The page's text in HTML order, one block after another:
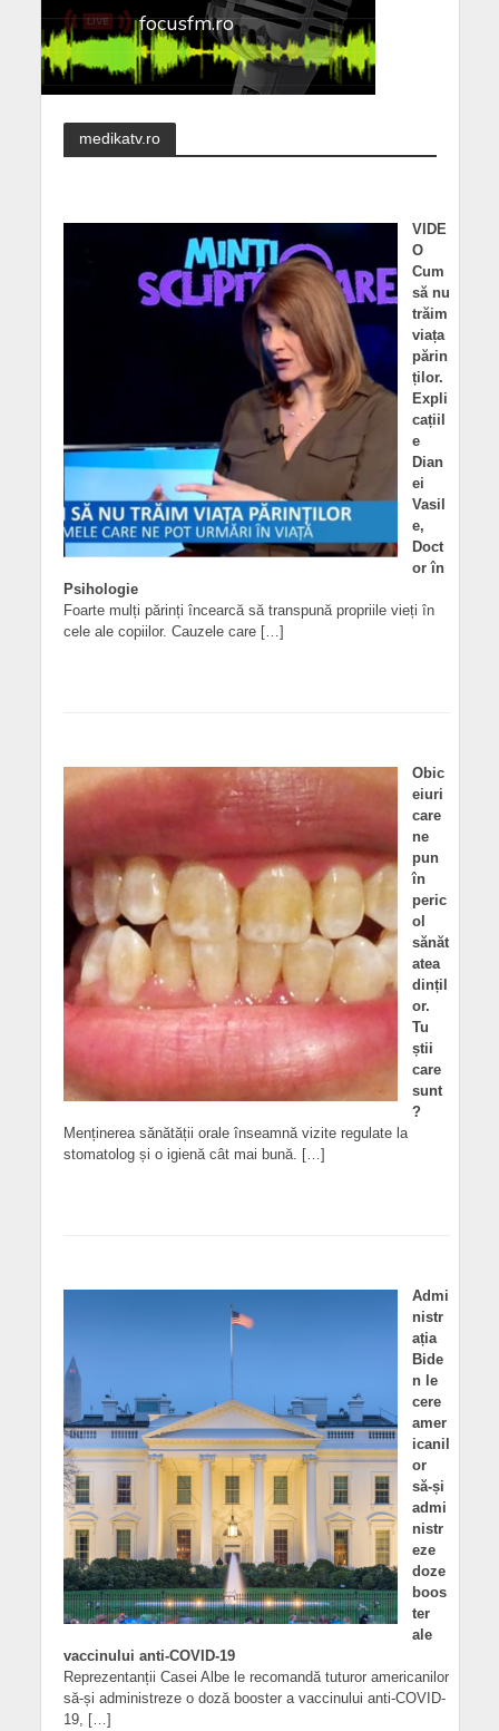
medikatv.ro
VIDE
O
Cum
să nu
trăim
viața
părin
ților.
Expli
cațiil
e
Dian
ei
Vasil
e,
Doct
or în
Psihologie
Foarte mulți părinți încearcă să transpună propriile vieți în
cele ale copiilor. Cauzele care […]
Obic
eiuri
care
ne
pun
în
peric
ol
sănăt
atea
dințil
or.
Tu
știi
care
sunt
?
Menținerea sănătății orale înseamnă vizite regulate la
stomatolog și o igienă cât mai bună. […]
Admi
nistr
ația
Bide
n le
cere
amer
icanil
or
să-și
admi
nistr
eze
doze
boos
ter
ale
vaccinului anti-COVID-19
Reprezentanții Casei Albe le recomandă tuturor americanilor
să-și administreze o doză booster a vaccinului anti-COVID-
19, […]